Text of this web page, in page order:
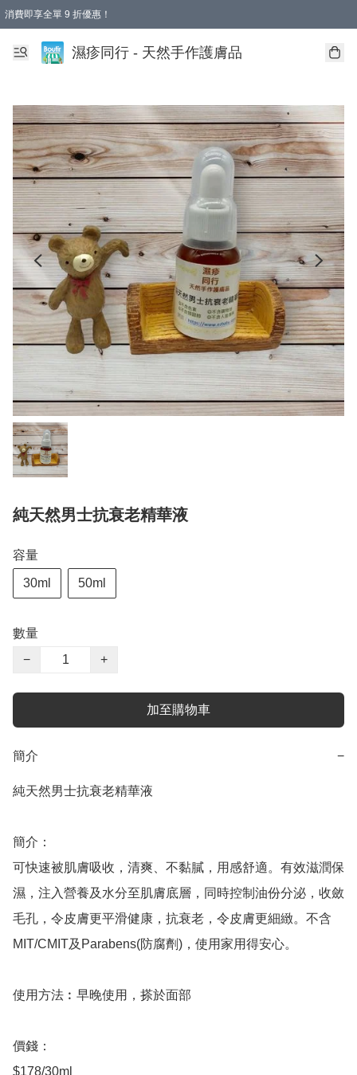
消費即享全單 9 折優惠！
濕疹同行 - 天然手作護膚品
純天然男士抗衰老精華液
容量
30ml 50ml
數量
−
+
加至購物車
簡介 −
純天然男士抗衰老精華液
簡介：
可快速被肌膚吸收，清爽、不黏膩，用感舒適。有效滋潤保
濕，注入營養及水分至肌膚底層，同時控制油份分泌，收斂
毛孔，令皮膚更平滑健康，抗衰老，令皮膚更細緻。不含
MIT/CMIT及Parabens(防腐劑)，使用家用得安心。
使用方法︰早晚使用，搽於面部
價錢：
$178/30ml